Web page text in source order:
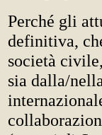
Perché gli
definitiva,
società
sia dalla/